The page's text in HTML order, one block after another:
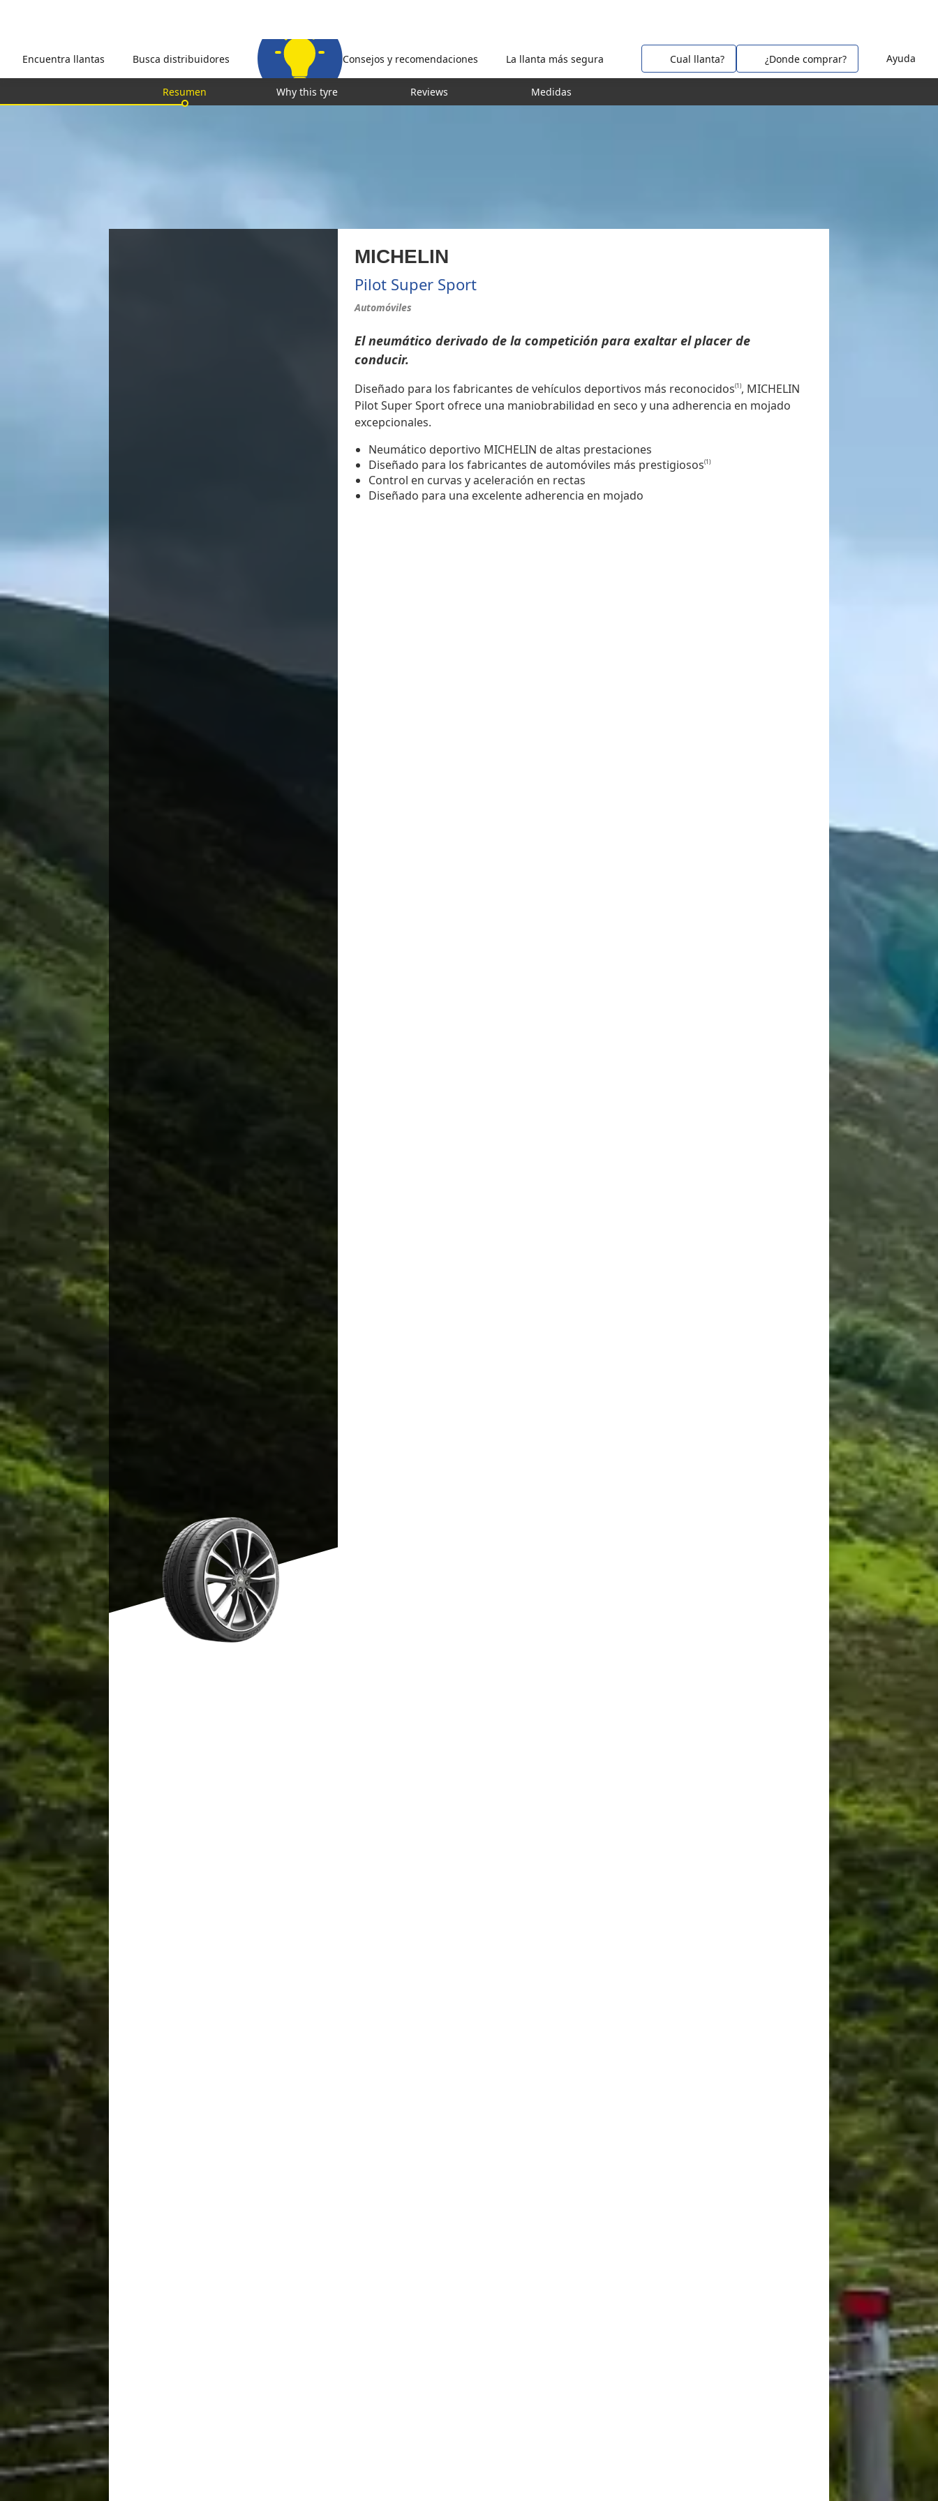
Ayuda
Encuentra llantas Busca distribuidores Consejos y recomendaciones La llanta más segura Cual llanta? ¿Donde comprar?
MICHELIN
Pilot Super Sport
Automóviles
El neumático derivado de la competición para exaltar el placer de
conducir.
Diseñado para los fabricantes de vehículos deportivos más reconocidos(1), MICHELIN
Pilot Super Sport ofrece una maniobrabilidad en seco y una adherencia en mojado
excepcionales.
Neumático deportivo MICHELIN de altas prestaciones
Diseñado para los fabricantes de automóviles más prestigiosos(1)
Control en curvas y aceleración en rectas
Diseñado para una excelente adherencia en mojado
Resumen Why this tyre Reviews Medidas